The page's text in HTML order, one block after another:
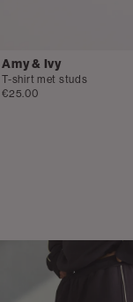
Amy & Ivy
T-shirt met studs
€25.00